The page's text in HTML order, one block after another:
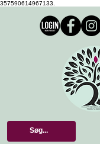
357590614967133.